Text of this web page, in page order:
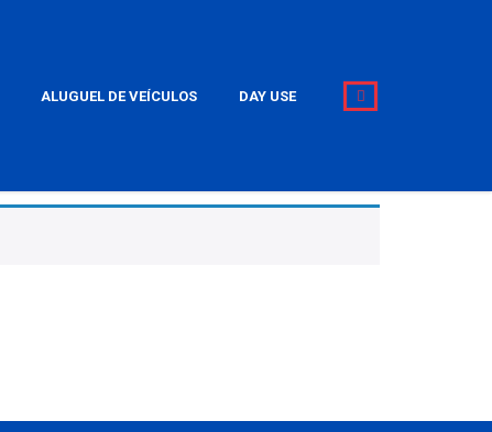
ALUGUEL DE VEÍCULOS DAY USE